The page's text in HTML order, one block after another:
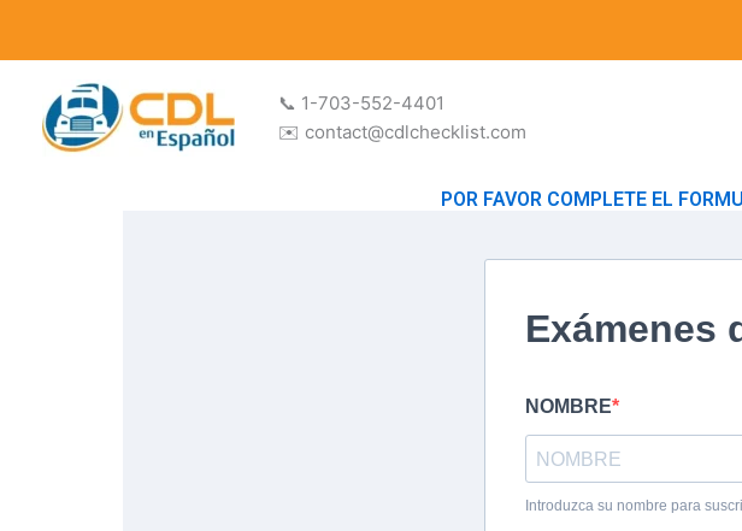
contenido
📞 1-703-552-4401
✉️ contact@cdlchecklist.com
POR FAVOR COMPLETE EL